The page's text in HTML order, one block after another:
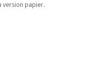
version papier.